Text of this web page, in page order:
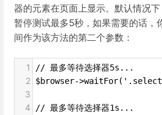
器的元素在页面上显示。默认情况
暂停测试最多5秒，如果需要的话，
间作为该方法的第二个参数：
1 // 最多等待选择器5s...
2 $browser-
3
4
// 最多等待选择器1s...